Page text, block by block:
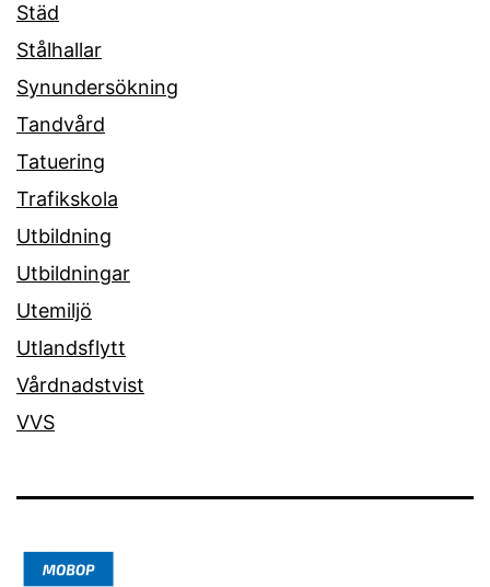
Städ
Stålhallar
Synundersökning
Tandvård
Tatuering
Trafikskola
Utbildning
Utbildningar
Utemiljö
Utlandsflytt
Vårdnadstvist
VVS